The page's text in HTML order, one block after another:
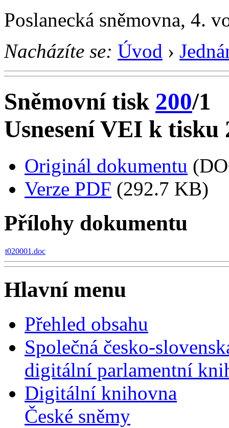
Poslanecká sněmovna, 4.
Nacházíte se: Úvod ›
Sněmovní tisk 200/1
Usnesení VEI k tisku
Originál dokumentu
Verze PDF (292.7 KB)
Přílohy dokumentu
t020001.doc
Hlavní menu
Přehled obsahu
Společná česko-
digitální parlamentní
Digitální knihovna
České sněmy